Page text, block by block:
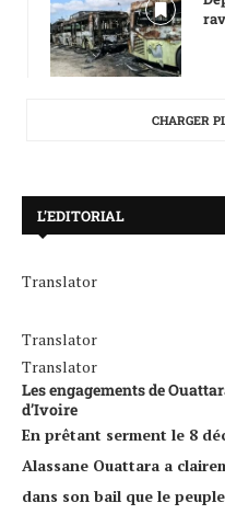
CHARGER
L’EDITORIAL
Translator
Translator
Translator
Les engagements de
d’Ivoire
En prêtant serment le 8
Alassane Ouattara a
dans son bail que le